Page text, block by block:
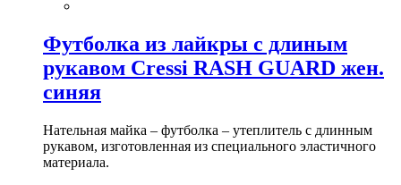
Футболка из лайкры с длиным
рукавом Cressi RASH GUARD жен.
синяя
Нательная майка – футболка – утеплитель с длинным
рукавом, изготовленная из специального эластичного
материала.